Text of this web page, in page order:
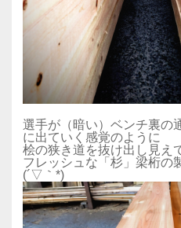
選手が（暗い）ベンチ裏の
に出ていく感覚のように
桧の狭き道を抜け出し見え
フレッシュな「杉」梁桁の
(´▽｀*)